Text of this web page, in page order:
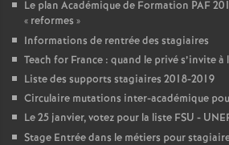
Le plan Académique de Formation PAF
« reformes »
Informations de rentrée des stagiaires
Teach for France : quand le privé s’invite
Liste des supports stagiaires 2018-2019
Circulaire mutations inter-académique
Le 25 janvier, votez pour la liste FSU -
Stage Entrée dans le métiers pour